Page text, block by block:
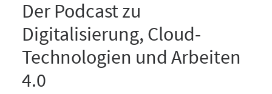
Der Podcast zu
Digitalisierung, Cloud-
Technologien und Arbeiten
4.0